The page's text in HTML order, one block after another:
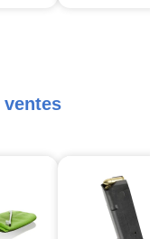
ventes